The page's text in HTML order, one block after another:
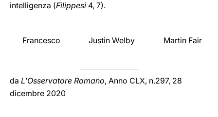
intelligenza (Filippesi 4, 7).
Francesco Justin Welby Martin Fair
da L'Osservatore Romano, Anno CLX, n.297, 28
dicembre 2020